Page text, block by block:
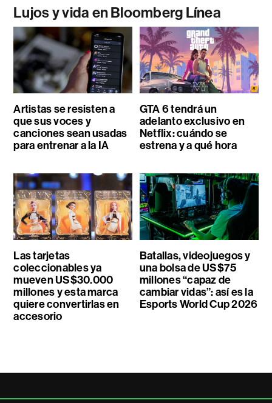
Lujos y vida en Bloomberg Línea
Artistas se resisten a
que sus voces y
canciones sean usadas
para entrenar a la IA
GTA 6 tendrá un
adelanto exclusivo en
Netflix: cuándo se
estrena y a qué hora
Las tarjetas
coleccionables ya
mueven US$30.000
millones y esta marca
quiere convertirlas en
accesorio
Batallas, videojuegos y
una bolsa de US$75
millones “capaz de
cambiar vidas”: así es la
Esports World Cup 2026